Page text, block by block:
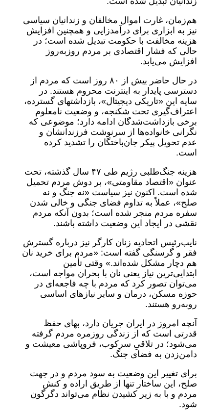
هم‌زمان، غارت اموال مخالفان و زندانیان سیاسی
نیز به ابزاری برای درآمدزایی و همچنین افزایش
هزینه مخالفت با حکومت تبدیل شده است؛ در
حالی که فشار اقتصادی بر مردم روزبه‌روز
افزایش می‌یابد.
در حال حاضر بیش از ۸۰ روز است که مردم از
دسترسی پایدار به اینترنت محروم هستند. در
سایه این «تاریکی دیجیتال»، بازداشتهای گسترده،
اعتراف‌گیری تحت شکنجه، و وضعیت نامعلوم
برخی بازداشت‌شدگان ادامه دارد؛ موضوعی که
نگرانی خانواده‌ها از سرنوشت فرزندانشان و
عدم تحویل پیکر جان‌باختگان را تشدید کرده
است.
هزینه جنگ‌طلبی رژیم طی ۴۷ سال گذشته، تحت
عنوان «اقتصاد مقاومتی»، بر دوش مردم تحمیل
شده است. اکنون نیز سیاست «نه جنگ و نه
صلح»، عملاً به تداوم فضای جنگی و خالی شدن
سفره مردم منجر شده است؛ بدون آنکه مردم
نقشی در ایجاد این وضعیت داشته باشند.
نایب‌رئیس اتحادیه زنان کارگر نیز درباره گسترش
فقر و گرسنگی گفته است: «مردم برای خرید نان
هم دچار مشکل شده‌اند.» وقتی تأمین
ابتدایی‌ترین نیاز یعنی نان با بحران مواجه است،
می‌توان تصور کرد که مردم با چه فاجعه‌ای در
حوزه مسکن، درمان و سایر نیازهای اساسی
روبه‌رو هستند.
آنچه امروز در ایران جریان دارد، بهای حفظ
قدرتی است که از زندگی روزمره مردم گرفته
می‌شود؛ در تلاقیِ سرکوب، فروپاشی معیشت و
دامن‌زدن به فضای جنگ.
برای تغییر این وضعیت به سود مردم و در جهت
صلح، این ساختار تنها از طریق اراده و کنش
مردم و با به زیر کشیدن نظام می‌تواند دگرگون
شود.